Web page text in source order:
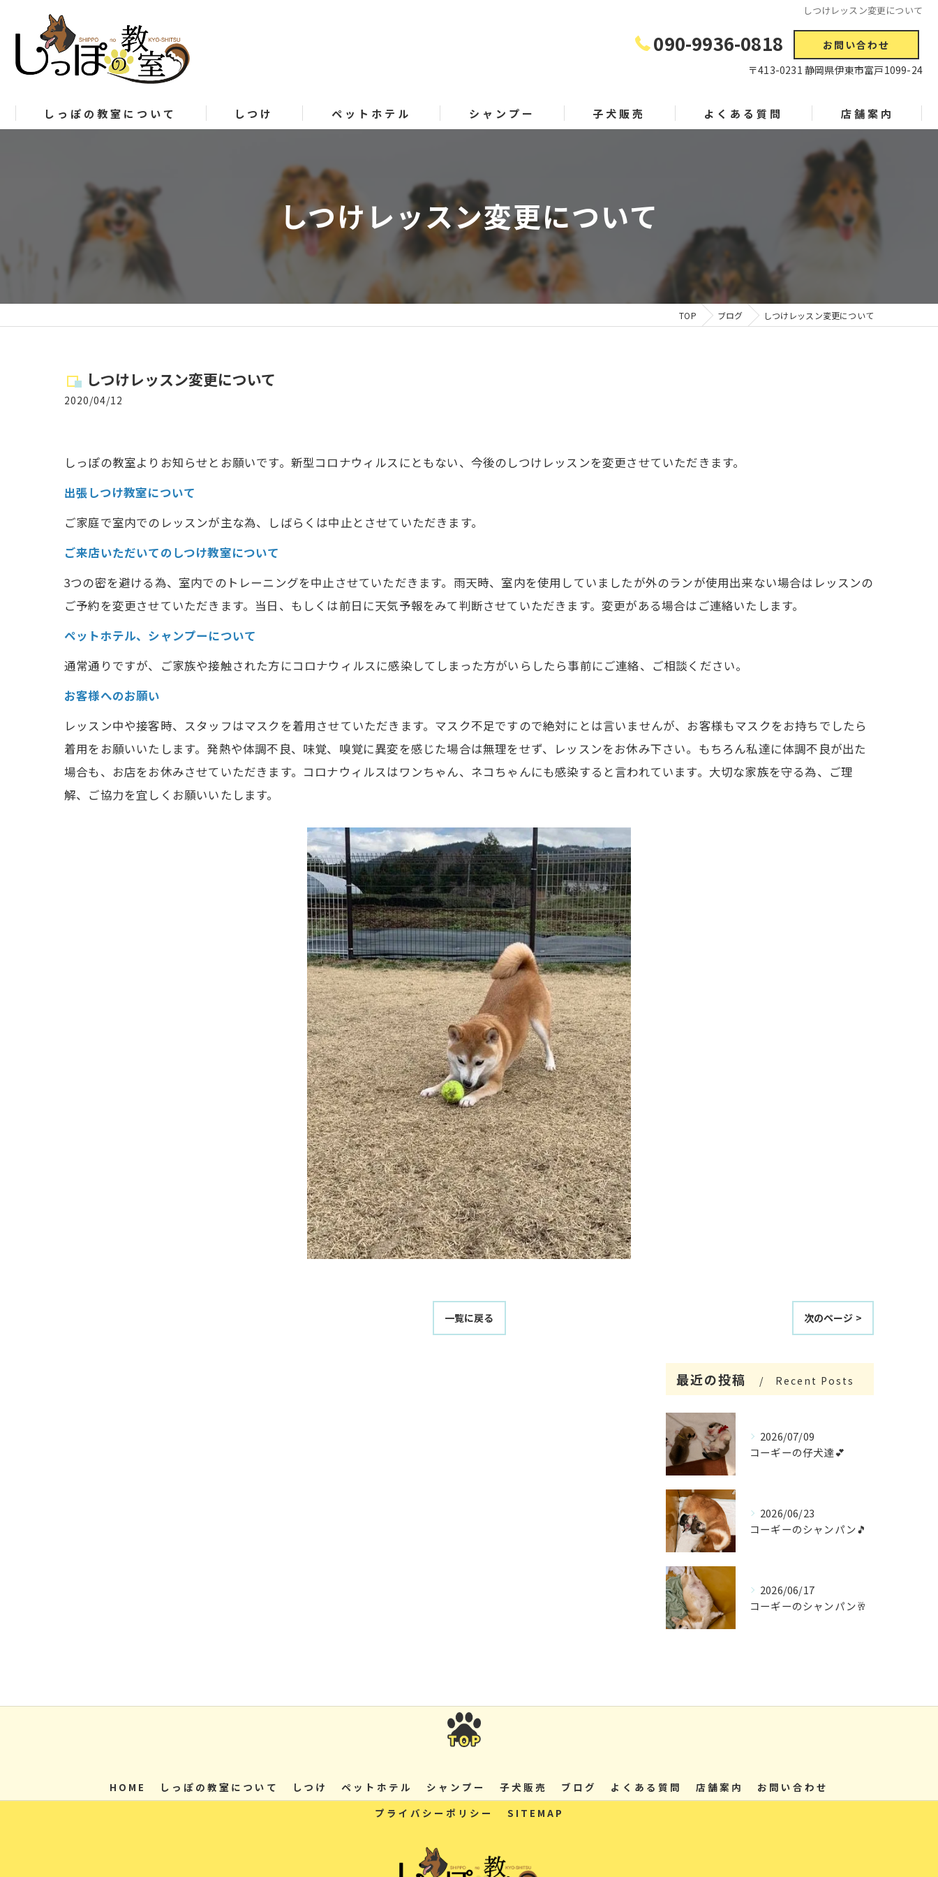
しつけレッスン変更について
090-9936-0818
お問い合わせ
〒413-0231 静岡県伊東市富戸1099-24
しっぽの教室について しつけ ペットホテル シャンプー 子犬販売 よくある質問 店舗案内
しつけレッスン変更について
TOP ブログ しつけレッスン変更について
しつけレッスン変更について
2020/04/12
しっぽの教室よりお知らせとお願いです。新型コロナウィルスにともない、今後のしつけレッスンを変更させていただきます。
出張しつけ教室について
ご家庭で室内でのレッスンが主な為、しばらくは中止とさせていただきます。
ご来店いただいてのしつけ教室について
3つの密を避ける為、室内でのトレーニングを中止させていただきます。雨天時、室内を使用していましたが外のランが使用出来ない場合はレッスンの
ご予約を変更させていただきます。当日、もしくは前日に天気予報をみて判断させていただきます。変更がある場合はご連絡いたします。
ペットホテル、シャンプーについて
通常通りですが、ご家族や接触された方にコロナウィルスに感染してしまった方がいらしたら事前にご連絡、ご相談ください。
お客様へのお願い
レッスン中や接客時、スタッフはマスクを着用させていただきます。マスク不足ですので絶対にとは言いませんが、お客様もマスクをお持ちでしたら
着用をお願いいたします。発熱や体調不良、味覚、嗅覚に異変を感じた場合は無理をせず、レッスンをお休み下さい。もちろん私達に体調不良が出た
場合も、お店をお休みさせていただきます。コロナウィルスはワンちゃん、ネコちゃんにも感染すると言われています。大切な家族を守る為、ご理
解、ご協力を宜しくお願いいたします。
一覧に戻る 次のページ >
最近の投稿 Recent Posts
2026/07/09
コーギーの仔犬達💕
2026/06/23
コーギーのシャンパン🎵
2026/06/17
コーギーのシャンパン🥂
HOME しっぽの教室について しつけ ペットホテル シャンプー 子犬販売 ブログ よくある質問 店舗案内
お問い合わせ
プライバシーポリシー
SITEMAP